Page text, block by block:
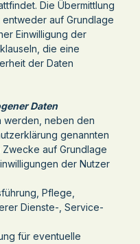
Die Übermittlung
auf Grundlage
Einwilligung der
die eine
der Daten
Daten
werden, neben den
genannten
auf Grundlage
der Nutzer
Pflege,
Dienste-, Service-
für eventuelle